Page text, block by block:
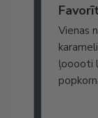
Vienas
ļooooti